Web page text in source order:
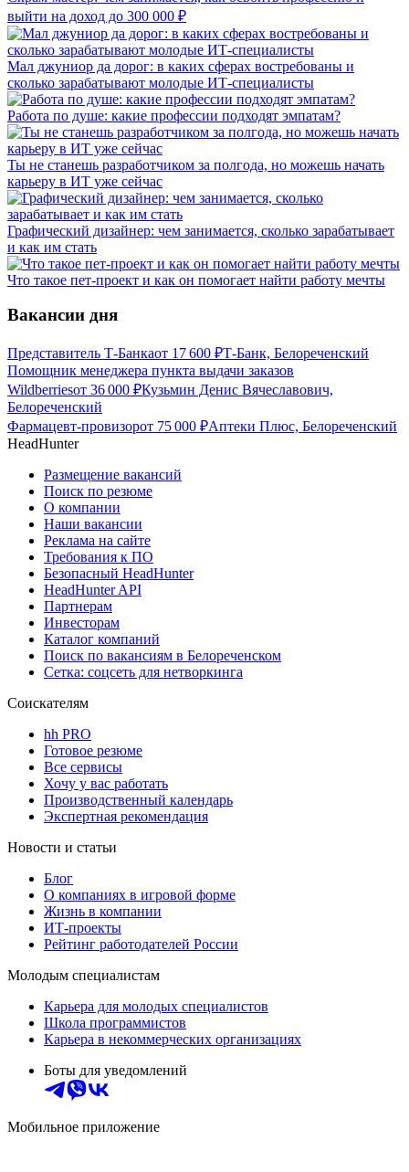
выйти на доход до 300 000 ₽
Мал джуниор да дорог: в каких сферах востребованы и
сколько зарабатывают молодые ИТ-специалисты
Работа по душе: какие профессии подходят эмпатам?
Ты не станешь разработчиком за полгода, но можешь начать
карьеру в ИТ уже сейчас
Графический дизайнер: чем занимается, сколько зарабатывает
и как им стать
Что такое пет-проект и как он помогает найти работу мечты
Вакансии дня
Представитель Т-Банкаот 17 600 ₽Т-Банк, Белореченский
Помощник менеджера пункта выдачи заказов
Wildberriesот 36 000 ₽Кузьмин Денис Вячеславович,
Белореченский
Фармацевт-провизорот 75 000 ₽Аптеки Плюс, Белореченский
HeadHunter
Размещение вакансий
Поиск по резюме
О компании
Наши вакансии
Реклама на сайте
Требования к ПО
Безопасный HeadHunter
HeadHunter API
Партнерам
Инвесторам
Каталог компаний
Поиск по вакансиям в Белореченском
Сетка: соцсеть для нетворкинга
Соискателям
hh PRO
Готовое резюме
Все сервисы
Хочу у вас работать
Производственный календарь
Экспертная рекомендация
Новости и статьи
Блог
О компаниях в игровой форме
Жизнь в компании
ИТ-проекты
Рейтинг работодателей России
Молодым специалистам
Карьера для молодых специалистов
Школа программистов
Карьера в некоммерческих организациях
Боты для уведомлений
Мобильное приложение